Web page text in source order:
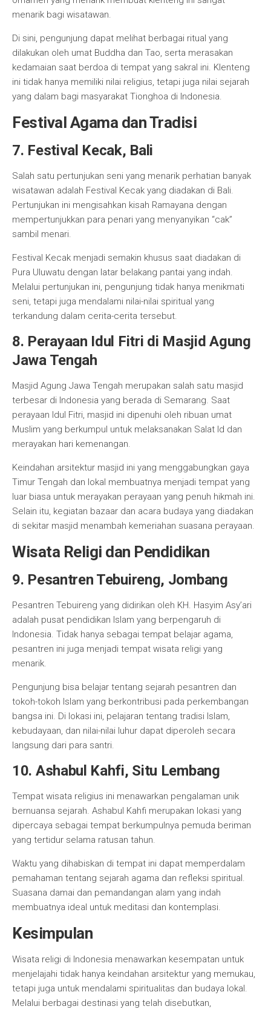
menarik bagi wisatawan.
Di sini, pengunjung dapat melihat berbagai ritual yang
dilakukan oleh umat Buddha dan Tao, serta merasakan
kedamaian saat berdoa di tempat yang sakral ini. Klenteng
ini tidak hanya memiliki nilai religius, tetapi juga nilai sejarah
yang dalam bagi masyarakat Tionghoa di Indonesia.
Festival Agama dan Tradisi
7. Festival Kecak, Bali
Salah satu pertunjukan seni yang menarik perhatian banyak
wisatawan adalah Festival Kecak yang diadakan di Bali.
Pertunjukan ini mengisahkan kisah Ramayana dengan
mempertunjukkan para penari yang menyanyikan “cak”
sambil menari.
Festival Kecak menjadi semakin khusus saat diadakan di
Pura Uluwatu dengan latar belakang pantai yang indah.
Melalui pertunjukan ini, pengunjung tidak hanya menikmati
seni, tetapi juga mendalami nilai-nilai spiritual yang
terkandung dalam cerita-cerita tersebut.
8. Perayaan Idul Fitri di Masjid Agung
Jawa Tengah
Masjid Agung Jawa Tengah merupakan salah satu masjid
terbesar di Indonesia yang berada di Semarang. Saat
perayaan Idul Fitri, masjid ini dipenuhi oleh ribuan umat
Muslim yang berkumpul untuk melaksanakan Salat Id dan
merayakan hari kemenangan.
Keindahan arsitektur masjid ini yang menggabungkan gaya
Timur Tengah dan lokal membuatnya menjadi tempat yang
luar biasa untuk merayakan perayaan yang penuh hikmah ini.
Selain itu, kegiatan bazaar dan acara budaya yang diadakan
di sekitar masjid menambah kemeriahan suasana perayaan.
Wisata Religi dan Pendidikan
9. Pesantren Tebuireng, Jombang
Pesantren Tebuireng yang didirikan oleh KH. Hasyim Asy’ari
adalah pusat pendidikan Islam yang berpengaruh di
Indonesia. Tidak hanya sebagai tempat belajar agama,
pesantren ini juga menjadi tempat wisata religi yang
menarik.
Pengunjung bisa belajar tentang sejarah pesantren dan
tokoh-tokoh Islam yang berkontribusi pada perkembangan
bangsa ini. Di lokasi ini, pelajaran tentang tradisi Islam,
kebudayaan, dan nilai-nilai luhur dapat diperoleh secara
langsung dari para santri.
10. Ashabul Kahfi, Situ Lembang
Tempat wisata religius ini menawarkan pengalaman unik
bernuansa sejarah. Ashabul Kahfi merupakan lokasi yang
dipercaya sebagai tempat berkumpulnya pemuda beriman
yang tertidur selama ratusan tahun.
Waktu yang dihabiskan di tempat ini dapat memperdalam
pemahaman tentang sejarah agama dan refleksi spiritual.
Suasana damai dan pemandangan alam yang indah
membuatnya ideal untuk meditasi dan kontemplasi.
Kesimpulan
Wisata religi di Indonesia menawarkan kesempatan untuk
menjelajahi tidak hanya keindahan arsitektur yang memukau,
tetapi juga untuk mendalami spiritualitas dan budaya lokal.
Melalui berbagai destinasi yang telah disebutkan,